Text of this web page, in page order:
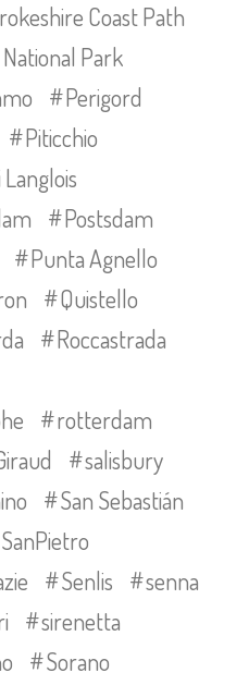
Coast Path
Park
Perigord
Piticchio
Postsdam
Punta Agnello
Quistello
Roccastrada
rotterdam
salisbury
San Sebastián
SanPietro
Senlis
senna
sirenetta
Sorano